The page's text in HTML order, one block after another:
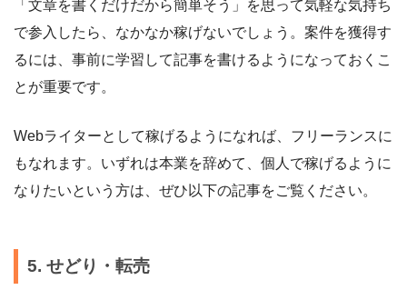
「文章を書くだけだから簡単そう」を思って気軽な気持ち
で参入したら、なかなか稼げないでしょう。案件を獲得す
るには、事前に学習して記事を書けるようになっておくこ
とが重要です。
Webライターとして稼げるようになれば、フリーランスに
もなれます。いずれは本業を辞めて、個人で稼げるように
なりたいという方は、ぜひ以下の記事をご覧ください。
5. せどり・転売